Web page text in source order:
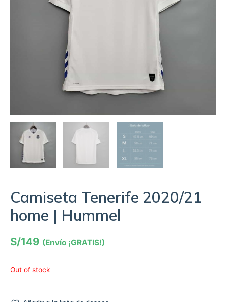
Camiseta Tenerife 2020/21
home | Hummel
S/149 (Envío ¡GRATIS!)
Out of stock